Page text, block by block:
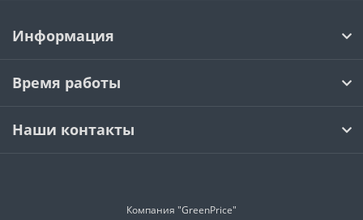
Информация
Время работы
Наши контакты
Компания "GreenPrice"